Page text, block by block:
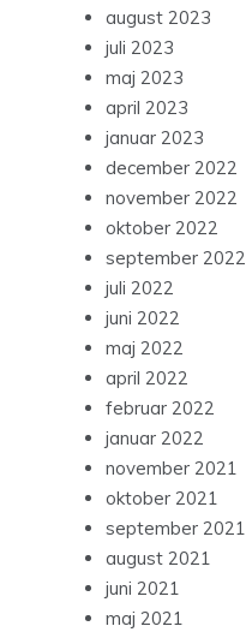
august 2023
juli 2023
maj 2023
april 2023
januar 2023
december 2022
november 2022
oktober 2022
september 2022
juli 2022
juni 2022
maj 2022
april 2022
februar 2022
januar 2022
november 2021
oktober 2021
september 2021
august 2021
juni 2021
maj 2021